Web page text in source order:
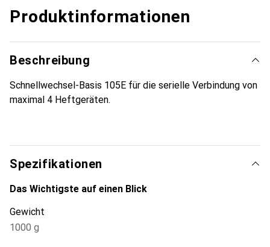
Produktinformationen
Beschreibung
Schnellwechsel-Basis 105E für die serielle Verbindung von
maximal 4 Heftgeräten.
Spezifikationen
Das Wichtigste auf einen Blick
Gewicht
1000 g